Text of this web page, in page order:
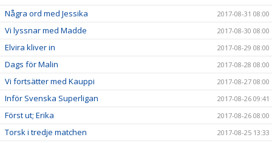
Några ord med Jessika 2017-08-31 08:00
Vi lyssnar med Madde 2017-08-30 08:00
Elvira kliver in 2017-08-29 08:00
Dags för Malin 2017-08-28 08:00
Vi fortsätter med Kauppi 2017-08-27 08:00
Inför Svenska Superligan 2017-08-26 09:41
Först ut; Erika 2017-08-26 08:00
Torsk i tredje matchen 2017-08-25 13:33